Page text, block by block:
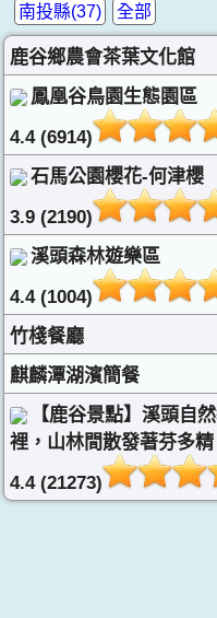
全部
南投縣(37)
鹿谷鄉農會茶葉文化館
鳳凰谷鳥園生態園區
4.4 (6914)
石馬公園櫻花-何津櫻
3.9 (2190)
溪頭森林遊樂區
4.4 (1004)
竹棧餐廳
麒麟潭湖濱簡餐
【鹿谷景點】溪頭自
裡，山林間散發著芬多
4.4 (21273)